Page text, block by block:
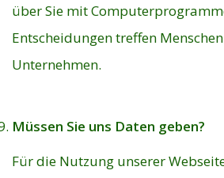
über Sie mit
Entscheidungen treffen
Unternehmen.
Müssen Sie uns Daten geben?
Für die Nutzung unserer